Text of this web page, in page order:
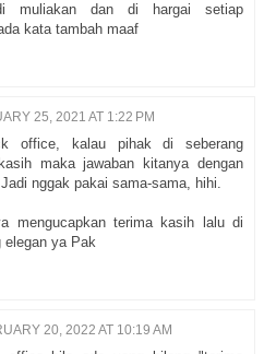
muliakan dan di hargai setiap
kata tambah maaf
25, 2021 AT 1:22 PM
office, kalau pihak di seberang
maka jawaban kitanya dengan
nggak pakai sama-sama, hihi.
mengucapkan terima kasih lalu di
elegan ya Pak
20, 2022 AT 10:19 AM